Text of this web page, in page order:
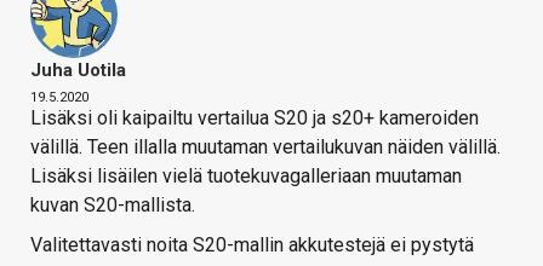
Juha Uotila
19.5.2020
Lisäksi oli kaipailtu vertailua S20 ja s20+ kameroiden
välillä. Teen illalla muutaman vertailukuvan näiden välillä.
Lisäksi lisäilen vielä tuotekuvagalleriaan muutaman
kuvan S20-mallista.
Valitettavasti noita S20-mallin akkutestejä ei pystytä